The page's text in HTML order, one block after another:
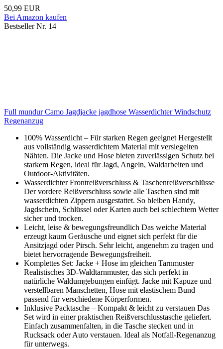
50,99 EUR
Bei Amazon kaufen
Bestseller Nr. 14
Full mundur Camo Jagdjacke jagdhose Wasserdichter Windschutz
Regenanzug
100% Wasserdicht – Für starken Regen geeignet Hergestellt
aus vollständig wasserdichtem Material mit versiegelten
Nähten. Die Jacke und Hose bieten zuverlässigen Schutz bei
starkem Regen, ideal für Jagd, Angeln, Waldarbeiten und
Outdoor-Aktivitäten.
Wasserdichter Frontreißverschluss & Taschenreißverschlüsse
Der vordere Reißverschluss sowie alle Taschen sind mit
wasserdichten Zippern ausgestattet. So bleiben Handy,
Jagdschein, Schlüssel oder Karten auch bei schlechtem Wetter
sicher und trocken.
Leicht, leise & bewegungsfreundlich Das weiche Material
erzeugt kaum Geräusche und eignet sich perfekt für die
Ansitzjagd oder Pirsch. Sehr leicht, angenehm zu tragen und
bietet hervorragende Bewegungsfreiheit.
Komplettes Set: Jacke + Hose im gleichen Tarnmuster
Realistisches 3D-Waldtarnmuster, das sich perfekt in
natürliche Waldumgebungen einfügt. Jacke mit Kapuze und
verstellbaren Manschetten, Hose mit elastischem Bund –
passend für verschiedene Körperformen.
Inklusive Packtasche – Kompakt & leicht zu verstauen Das
Set wird in einer praktischen Reißverschlusstasche geliefert.
Einfach zusammenfalten, in die Tasche stecken und in
Rucksack oder Auto verstauen. Ideal als Notfall-Regenanzug
für unterwegs.